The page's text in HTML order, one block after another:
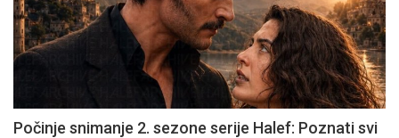
Počinje snimanje 2. sezone serije Halef: Poznati svi